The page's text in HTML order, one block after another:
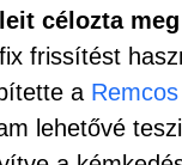
célozta meg
frissítést
a
lehetővé